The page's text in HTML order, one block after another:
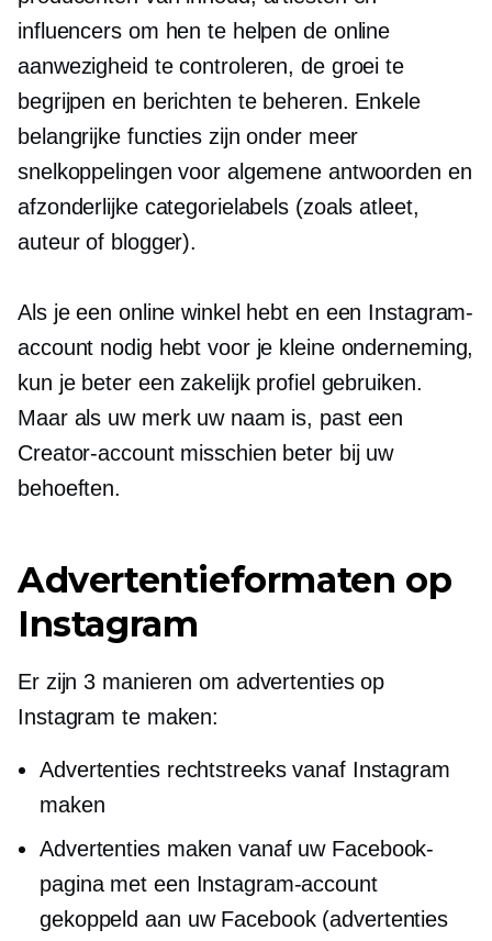
influencers om hen te helpen de online
aanwezigheid te controleren, de groei te
begrijpen en berichten te beheren. Enkele
belangrijke functies zijn onder meer
snelkoppelingen voor algemene antwoorden en
afzonderlijke categorielabels (zoals atleet,
auteur of blogger).
Als je een online winkel hebt en een Instagram-
account nodig hebt voor je kleine onderneming,
kun je beter een zakelijk profiel gebruiken.
Maar als uw merk uw naam is, past een
Creator-account misschien beter bij uw
behoeften.
Advertentieformaten op
Instagram
Er zijn 3 manieren om advertenties op
Instagram te maken:
Advertenties rechtstreeks vanaf Instagram
maken
Advertenties maken vanaf uw Facebook-
pagina met een Instagram-account
gekoppeld aan uw Facebook (advertenties